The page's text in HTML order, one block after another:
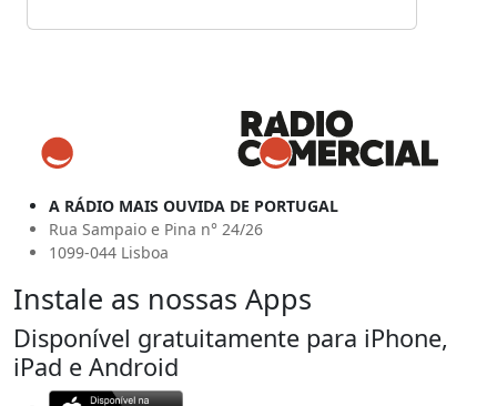
A RÁDIO MAIS OUVIDA DE PORTUGAL
Rua Sampaio e Pina n° 24/26
1099-044 Lisboa
Instale as nossas Apps
Disponível gratuitamente para iPhone,
iPad e Android